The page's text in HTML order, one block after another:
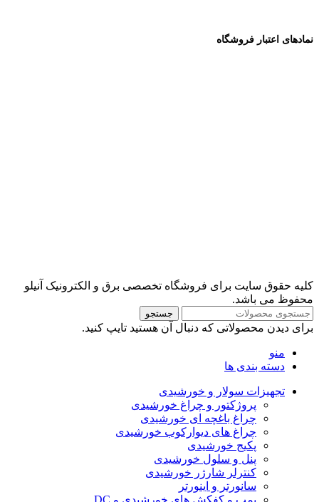
نمادهای اعتبار فروشگاه
کلیه حقوق سایت برای فروشگاه تخصصی برق و الکترونیک آنیلو
محفوظ می باشد.
جستجو
برای دیدن محصولاتی که دنبال آن هستید تایپ کنید.
منو
دسته بندی ها
تجهیزات سولار و خورشیدی
پروژکتور و چراغ خورشیدی
چراغ باغچه ای خورشیدی
چراغ های دیوارکوب خورشیدی
پکیج خورشیدی
پنل و سلول خورشیدی
کنترلر شارژر خورشیدی
سانورتر و اینورتر
پمپ و کفکش های خورشیدی و DC